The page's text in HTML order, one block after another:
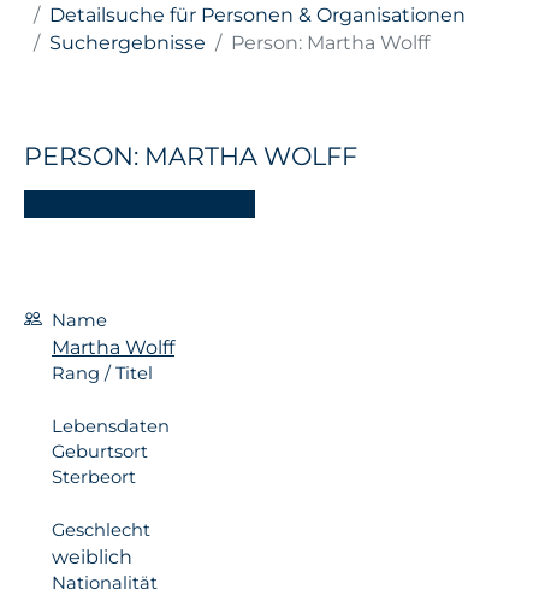
Detailsuche für Personen & Organisationen
Suchergebnisse
Person: Martha Wolff
PERSON: MARTHA WOLFF
Name
Martha Wolff
Rang / Titel
Lebensdaten
Geburtsort
Sterbeort
Geschlecht
weiblich
Nationalität